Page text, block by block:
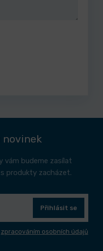
novinek
vám budeme zasílat
produkty zacházet.
Přihlásit se
zpracováním osobních údajů